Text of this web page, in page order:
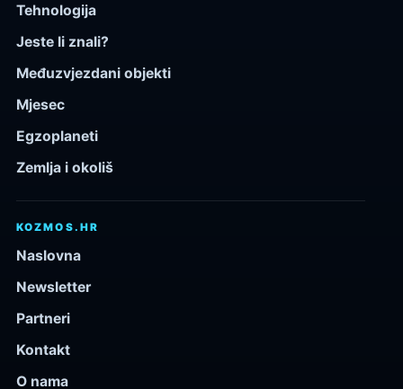
Tehnologija
Jeste li znali?
Međuzvjezdani objekti
Mjesec
Egzoplaneti
Zemlja i okoliš
KOZMOS.HR
Naslovna
Newsletter
Partneri
Kontakt
O nama